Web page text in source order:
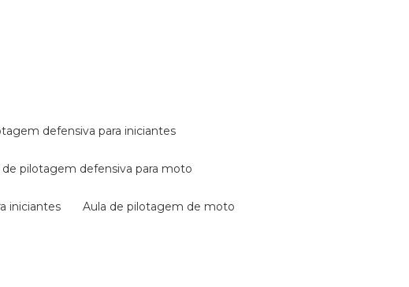
defensiva para iniciantes
de pilotagem defensiva para moto
iniciantes aula de pilotagem de moto